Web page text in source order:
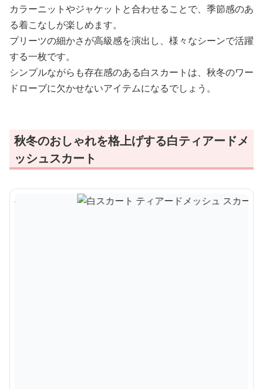
カラーニットやジャケットと合わせることで、季節感のあ
る着こなしが楽しめます。
プリーツの細かさが高級感を演出し、様々なシーンで活躍
する一枚です。
シンプルながらも存在感のある白スカートは、秋冬のワー
ドローブに欠かせないアイテムになるでしょう。
秋冬のおしゃれを格上げする白ティアードメ
ッシュスカート